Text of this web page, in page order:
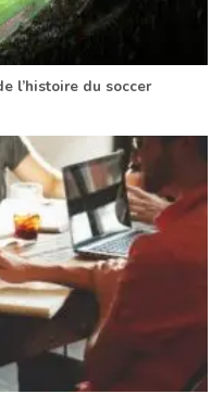
l’histoire du soccer